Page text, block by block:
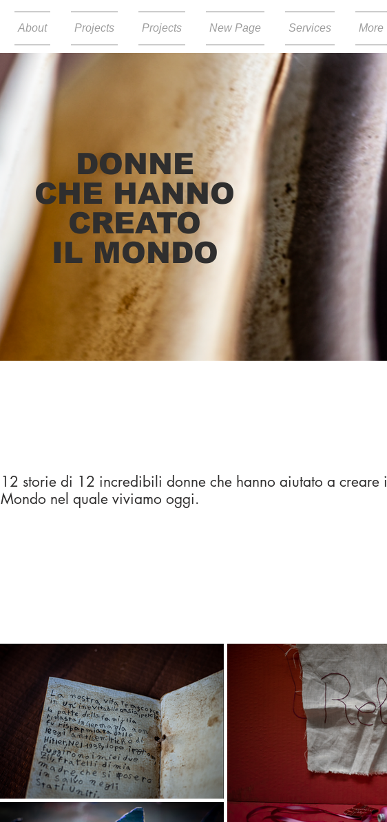
About Projects Projects New Page Services More
DONNE
CHE HANNO
CREATO
IL MONDO
12 storie di 12 incredibili donne che hanno aiutato a creare il
Mondo nel quale viviamo oggi.